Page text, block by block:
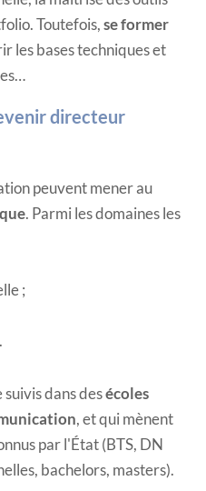
Toutefois,se former
les bases techniques et
directeur
peuvent mener au
. Parmi les domaines les
;
suivis dans desécoles
, et qui mènent
par l'État (BTS, DN
bachelors, masters).